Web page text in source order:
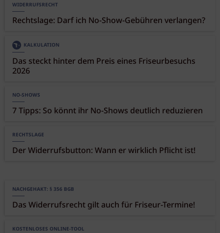
WIDERRUFSRECHT
Rechtslage: Darf ich No-Show-Gebühren verlangen?
KALKULATION
Das steckt hinter dem Preis eines Friseurbesuchs
2026
NO-SHOWS
7 Tipps: So könnt ihr No-Shows deutlich reduzieren
RECHTSLAGE
Der Widerrufsbutton: Wann er wirklich Pflicht ist!
NACHGEHAKT: § 356 BGB
Das Widerrufsrecht gilt auch für Friseur-Termine!
KOSTENLOSES ONLINE-TOOL